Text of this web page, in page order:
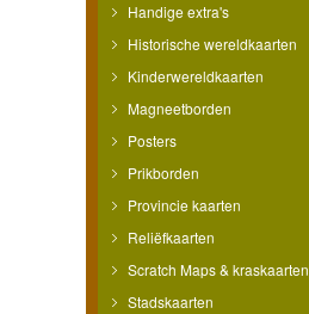
Handige extra's
Historische wereldkaarten
Kinderwereldkaarten
Magneetborden
Posters
Prikborden
Provincie kaarten
Reliëfkaarten
Scratch Maps & kraskaarten
Stadskaarten